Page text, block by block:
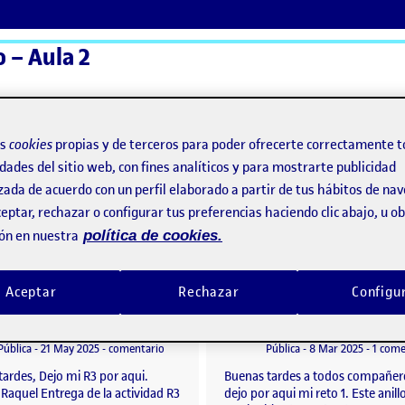
Aula 2
ActiFolios
diseño.
R3. Etnografía para el diseño.
-Fecha de publicación
21 May 2025-comentarioen R3. Etnografía para el diseño.
Dejo mi R3 por aqui.
Entrega de la actividad R3
Visibilidad:
Pública-Fecha de
8 Mar 20258-1
Buenas tardes a todos
dejo por aqui mi reto 1. Este
cookies propias y de terceros para poder ofrecerte correctamente
del sitio web, con fines analíticos y para mostrarte publicidad
de acuerdo con un perfil elaborado a partir de tus hábitos de
rechazar o configurar tus preferencias haciendo clic abajo, u
en nuestra política de cookies.
Rechazar
Aceptar